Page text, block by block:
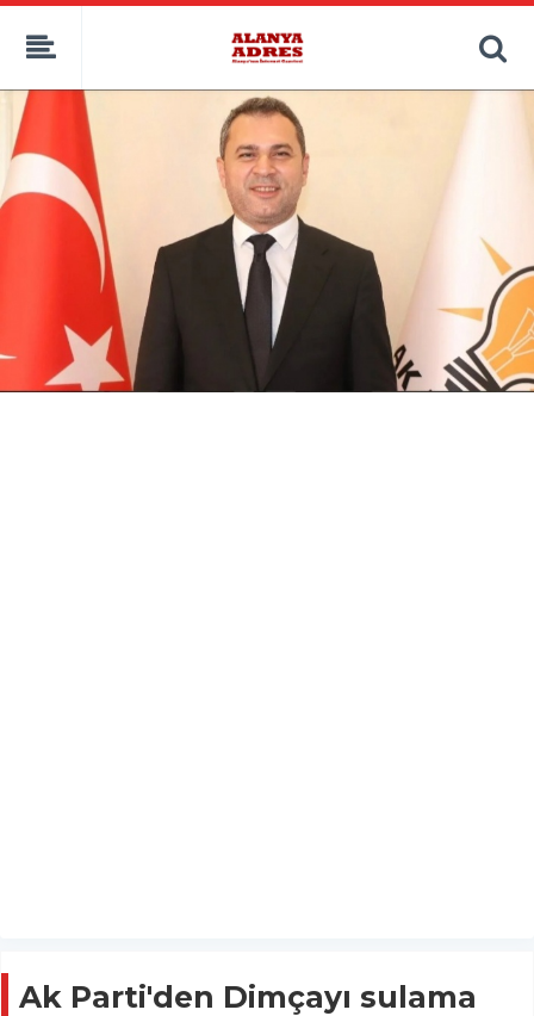
kaçak bahis
deneme bonusu
canlı bahis siteleri
deneme bonusu veren siteler
bahis siteleri
porno izle
Ak Parti'den Dimçayı sulama